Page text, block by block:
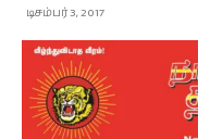
டிசம்பர் 3, 2017